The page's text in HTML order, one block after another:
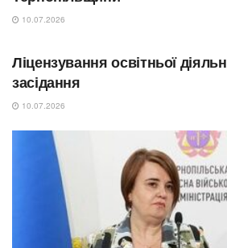
10.07.2026
Ліцензування освітньої
засідання
10.07.2026